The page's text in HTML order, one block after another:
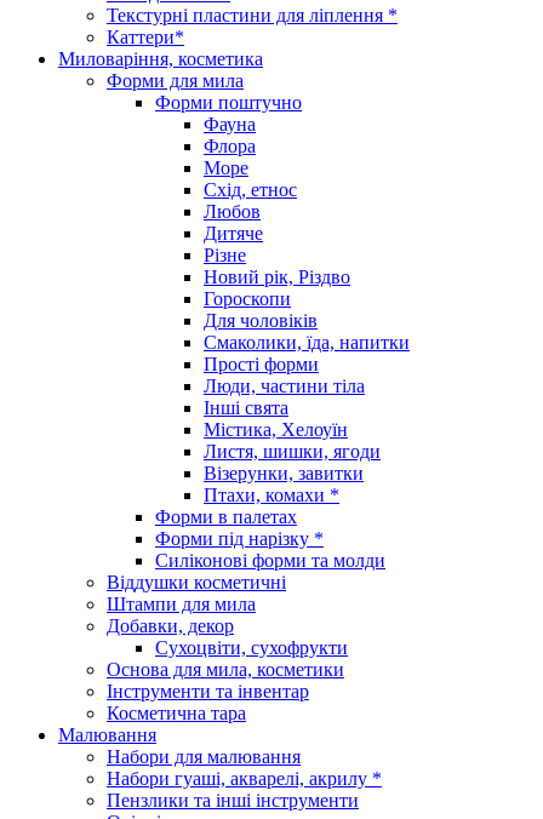
Текстурні пластини для ліплення *
Каттери*
Миловаріння, косметика
Форми для мила
Форми поштучно
Фауна
Флора
Море
Схід, етнос
Любов
Дитяче
Різне
Новий рік, Різдво
Гороскопи
Для чоловіків
Смаколики, їда, напитки
Прості форми
Люди, частини тіла
Інші свята
Містика, Хелоуїн
Листя, шишки, ягоди
Візерунки, завитки
Птахи, комахи *
Форми в палетах
Форми під нарізку *
Силіконові форми та молди
Віддушки косметичні
Штампи для мила
Добавки, декор
Сухоцвіти, сухофрукти
Основа для мила, косметики
Інструменти та інвентар
Косметична тара
Малювання
Набори для малювання
Набори гуаші, акварелі, акрилу *
Пензлики та інші інструменти